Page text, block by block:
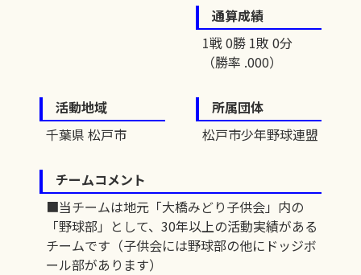
通算成績
1戦 0勝 1敗 0分
（勝率 .000）
活動地域
千葉県 松戸市
所属団体
松戸市少年野球連盟
チームコメント
■当チームは地元「大橋みどり子供会」内の
「野球部」として、30年以上の活動実績がある
チームです（子供会には野球部の他にドッジボ
ール部があります）